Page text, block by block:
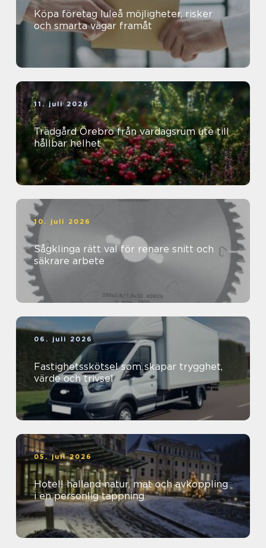
Köpa företag luleå möjligheter, risker
och smarta vägar framåt
11. juli 2026
Trädgård Örebro från vardagsrum ute till
hållbar helhet
10. juli 2026
Sågklinga rätt val för renare snitt och
säkrare arbete
06. juli 2026
Fastighetsskötsel som skapar trygghet,
värde och trivsel
05. juli 2026
Hotell halland natur, mat och avkoppling
i en personlig tappning